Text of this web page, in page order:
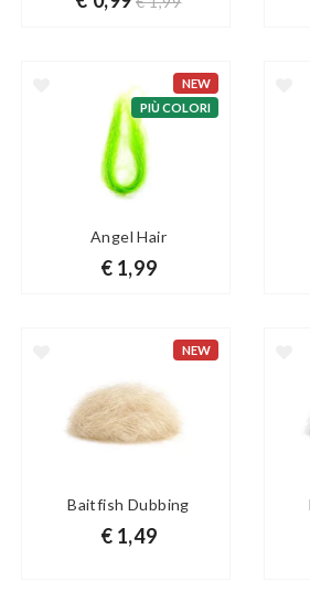
NEW
PIÙ COLORI
Angel Hair
€ 1,99
NEW
Baitfish Dubbing
€ 1,49